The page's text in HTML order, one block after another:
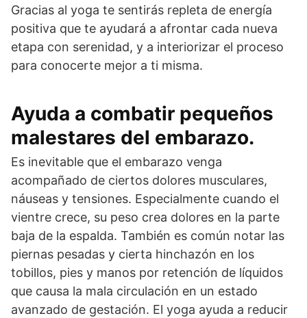
Gracias al yoga te sentirás repleta de energía
positiva que te ayudará a afrontar cada nueva
etapa con serenidad, y a interiorizar el proceso
para conocerte mejor a ti misma.
Ayuda a combatir pequeños
malestares del embarazo.
Es inevitable que el embarazo venga
acompañado de ciertos dolores musculares,
náuseas y tensiones. Especialmente cuando el
vientre crece, su peso crea dolores en la parte
baja de la espalda. También es común notar las
piernas pesadas y cierta hinchazón en los
tobillos, pies y manos por retención de líquidos
que causa la mala circulación en un estado
avanzado de gestación. El yoga ayuda a reducir